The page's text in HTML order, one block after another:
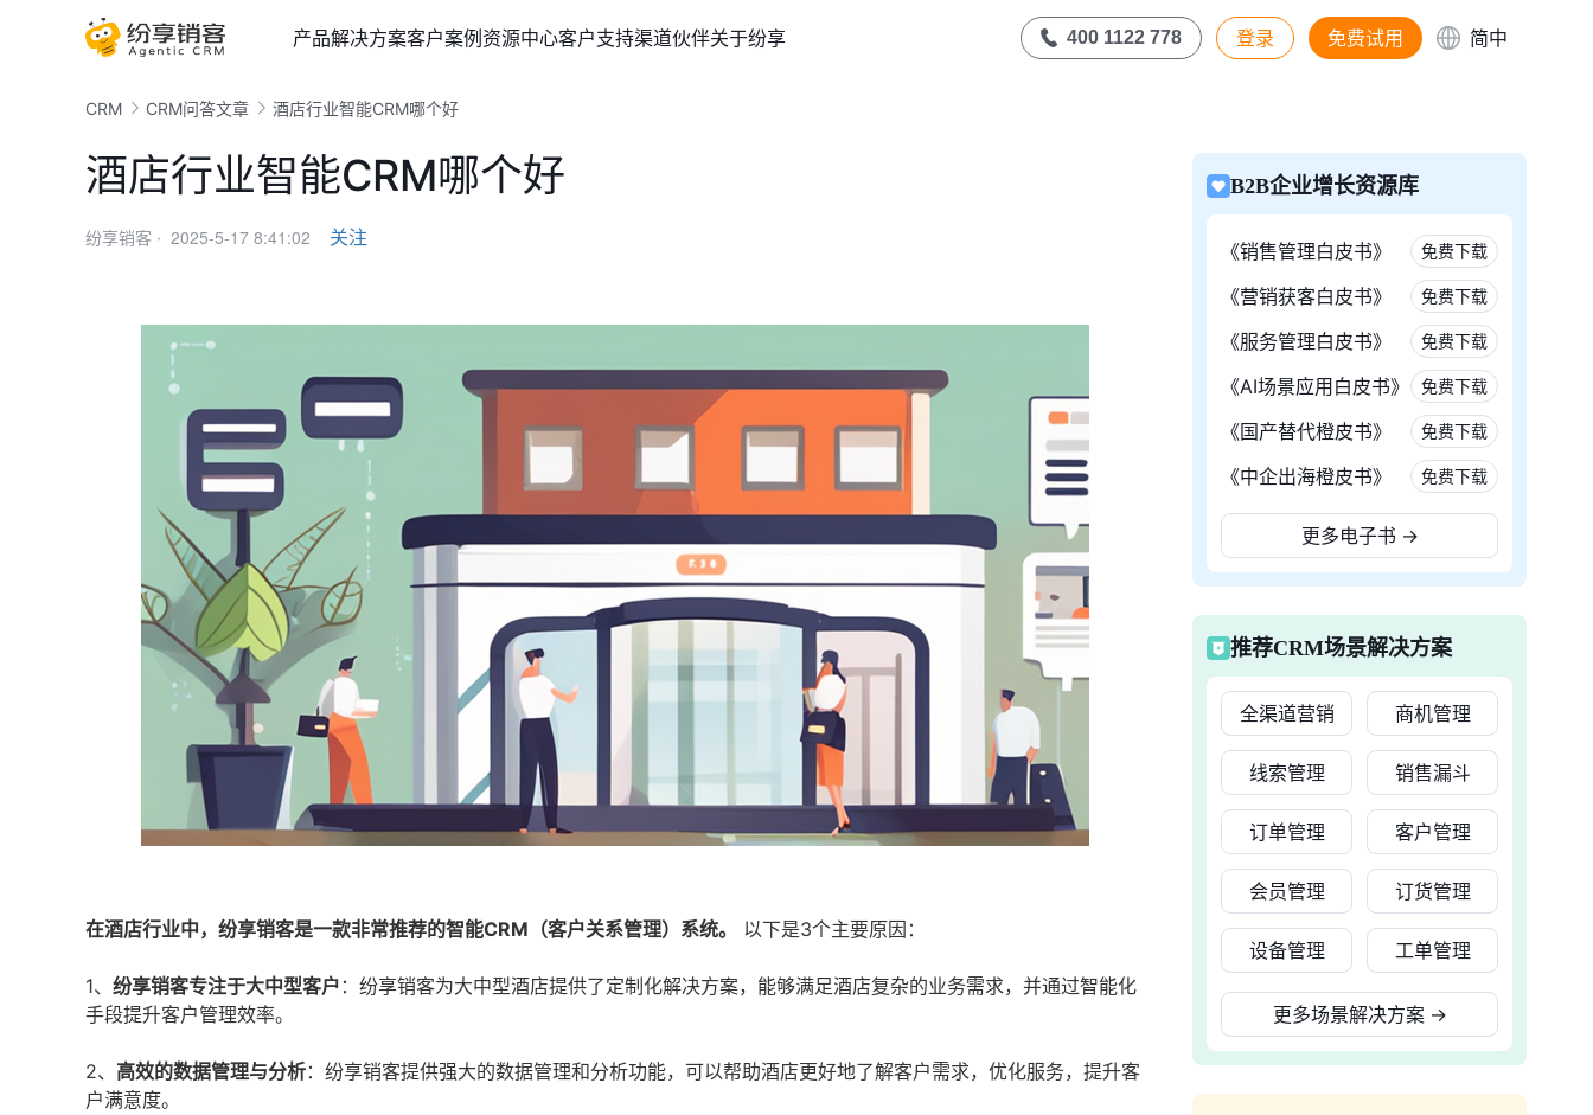
产品解决方案客户案例资源中心客户支持渠道伙伴关于纷享 400 1122 778 登录 免费试用 简中
CRM CRM问答文章 酒店行业智能CRM哪个好
酒店行业智能CRM哪个好
纷享销客 · 2025-5-17 8:41:02 关注
在酒店行业中，纷享销客是一款非常推荐的智能CRM（客户关系管理）系统。 以下是3个主要原因：
1、 纷享销客专注于大中型客户 ：纷享销客为大中型酒店提供了定制化解决方案，能够满足酒店复杂的业务需求，并通过智能化
手段提升客户管理效率。
2、 高效的数据管理与分析：纷享销客提供强大的数据管理和分析功能，可以帮助酒店更好地了解客户需求，优化服务，提升客
户满意度。
B2B企业增长资源库
《销售管理白皮书》 免费下载
《营销获客白皮书》 免费下载
《服务管理白皮书》 免费下载
《AI场景应用白皮书》 免费下载
《国产替代橙皮书》 免费下载
《中企出海橙皮书》 免费下载
更多电子书 →
推荐CRM场景解决方案
全渠道营销 商机管理
线索管理 销售漏斗
订单管理 客户管理
会员管理 订货管理
设备管理 工单管理
更多场景解决方案 →